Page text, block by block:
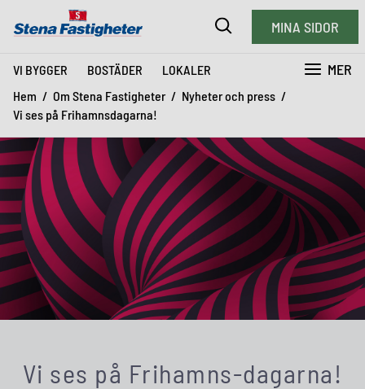
VI BYGGER BOSTÄDER LOKALER MER
MINA SIDOR
Hem Om Stena Fastigheter
Nyheter och press
Vi ses på Frihamnsdagarna!
Vi ses på Frihamns-dagarna!